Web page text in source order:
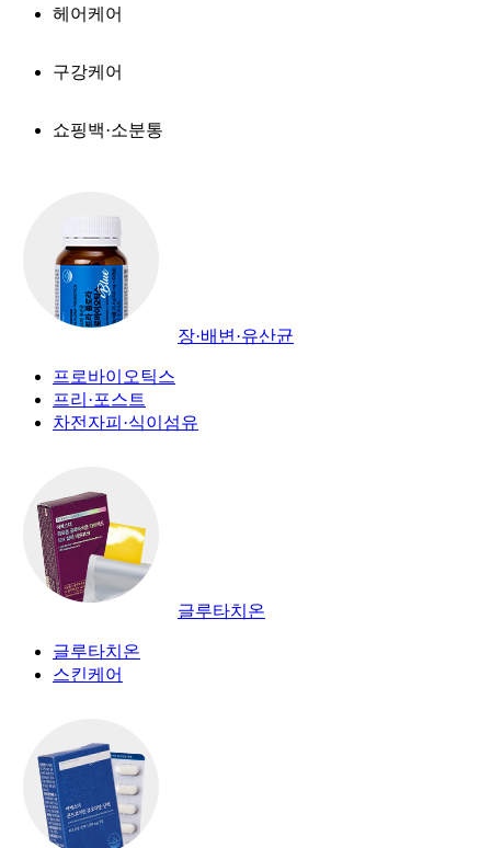
헤어케어
구강케어
쇼핑백·소분통
장·배변·유산균
프로바이오틱스
프리·포스트
차전자피·식이섬유
글루타치온
글루타치온
스킨케어